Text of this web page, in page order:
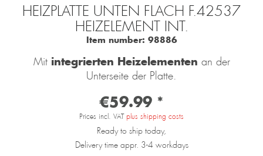
HEIZPLATTE UNTEN FLACH F.42537
HEIZELEMENT INT.
Item number: 98886
Mit integrierten Heizelementen an der
Unterseite der Platte.
€59.99 *
Prices incl. VAT plus shipping costs
Ready to ship today,
Delivery time appr. 3-4 workdays